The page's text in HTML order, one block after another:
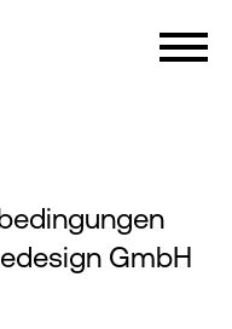
GmbH